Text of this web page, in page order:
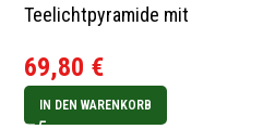
Teelichtpyramide mit
69,80 €
IN DEN WARENKORB